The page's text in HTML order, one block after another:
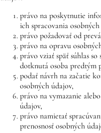
právo na poskytnutie
ich spracovania
právo požadovať od
právo na opravu
právo vziať späť súhlas
dotknutá osoba predtým
podať návrh na začatie
osobných údajov,
právo na vymazanie
údajov,
právo namietať
prenosnosť osobných